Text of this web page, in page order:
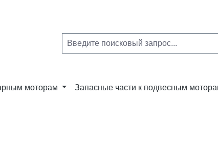
моторам Запасные части к подвесным